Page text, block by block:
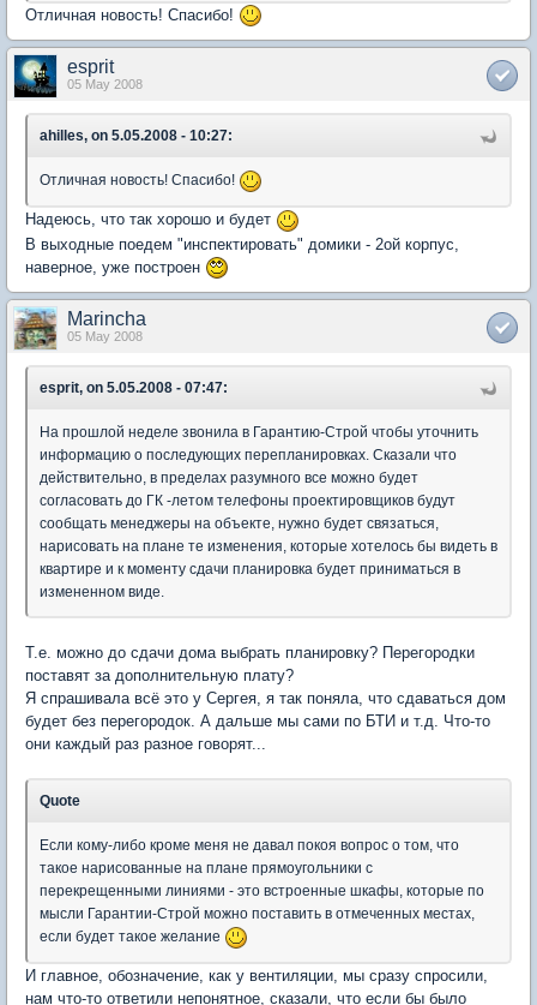
Отличная новость! Спасибо!
esprit
05 May 2008
ahilles, on 5.05.2008 - 10:27:
Отличная новость! Спасибо!
Надеюсь, что так хорошо и будет
В выходные поедем "инспектировать" домики - 2ой корпус,
наверное, уже построен
Marincha
05 May 2008
esprit, on 5.05.2008 - 07:47:
На прошлой неделе звонила в Гарантию-Строй чтобы уточнить
информацию о последующих перепланировках. Сказали что
действительно, в пределах разумного все можно будет
согласовать до ГК -летом телефоны проектировщиков будут
сообщать менеджеры на объекте, нужно будет связаться,
нарисовать на плане те изменения, которые хотелось бы видеть в
квартире и к моменту сдачи планировка будет приниматься в
измененном виде.
Т.е. можно до сдачи дома выбрать планировку? Перегородки
поставят за дополнительную плату?
Я спрашивала всё это у Сергея, я так поняла, что сдаваться дом
будет без перегородок. А дальше мы сами по БТИ и т.д. Что-то
они каждый раз разное говорят...
Quote
Если кому-либо кроме меня не давал покоя вопрос о том, что
такое нарисованные на плане прямоугольники с
перекрещенными линиями - это встроенные шкафы, которые по
мысли Гарантии-Строй можно поставить в отмеченных местах,
если будет такое желание
И главное, обозначение, как у вентиляции, мы сразу спросили,
нам что-то ответили непонятное, сказали, что если бы было